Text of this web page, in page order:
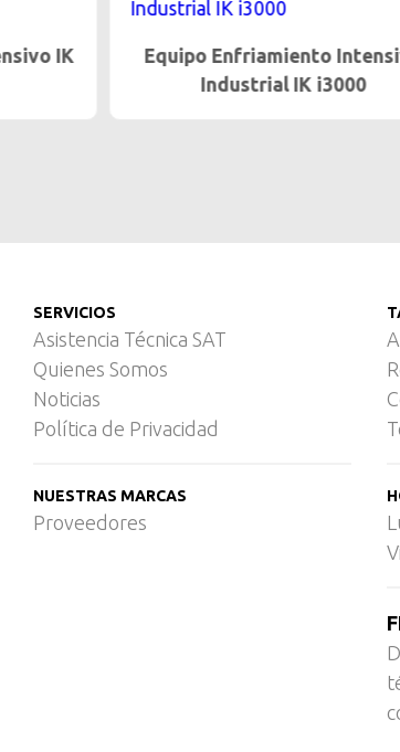
Equipo Enfriamiento Intensivo
Industrial IK i3000
SERVICIOS
Asistencia Técnica SAT
Quienes Somos
Noticias
Política de Privacidad
NUESTRAS MARCAS
Proveedores